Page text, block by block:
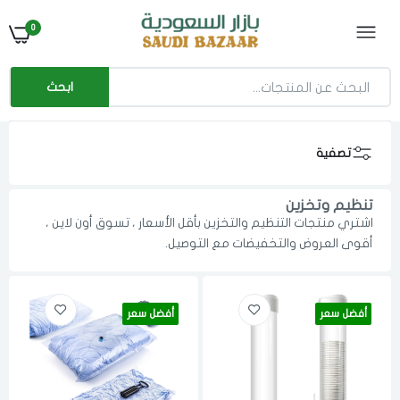
0
ابحث
تصفية
تنظيم وتخزين
اشتري منتجات التنظيم والتخزين بأقل الأسعار ، تسوق أون لاين ،
أقوى العروض والتخفيضات مع التوصيل.
أفضل سعر أفضل سعر